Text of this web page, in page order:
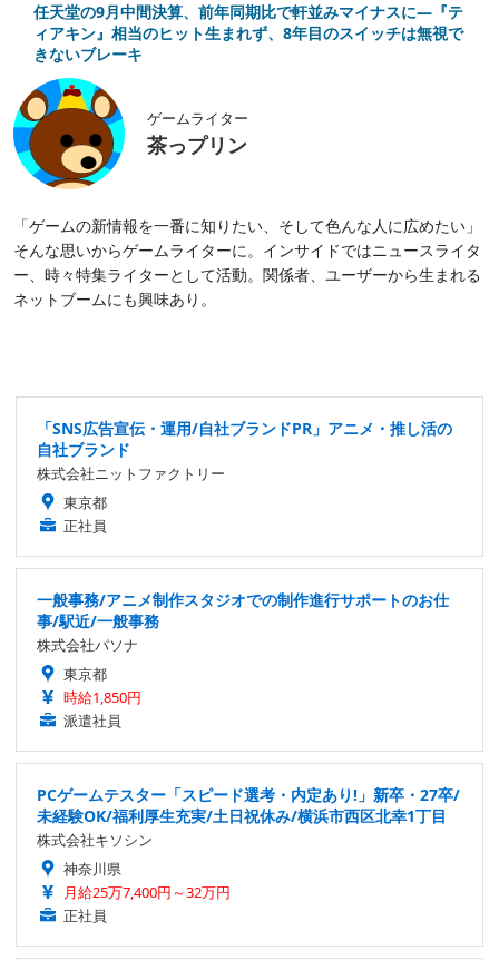
任天堂の9月中間決算、前年同期比で軒並みマイナスに―『テ
ィアキン』相当のヒット生まれず、8年目のスイッチは無視で
きないブレーキ
ゲームライター
茶っプリン
「ゲームの新情報を一番に知りたい、そして色んな人に広めたい」
そんな思いからゲームライターに。インサイドではニュースライタ
ー、時々特集ライターとして活動。関係者、ユーザーから生まれる
ネットブームにも興味あり。
「SNS広告宣伝・運用/自社ブランドPR」アニメ・推し活の
自社ブランド
株式会社ニットファクトリー
東京都
正社員
一般事務/アニメ制作スタジオでの制作進行サポートのお仕
事/駅近/一般事務
株式会社パソナ
東京都
時給1,850円
派遣社員
PCゲームテスター「スピード選考・内定あり!」新卒・27卒/
未経験OK/福利厚生充実/土日祝休み/横浜市西区北幸1丁目
株式会社キソシン
神奈川県
月給25万7,400円～32万円
正社員